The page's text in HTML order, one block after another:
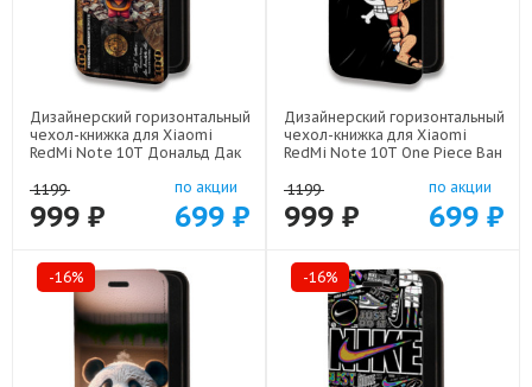
Дизайнерский горизонтальный
чехол-книжка для Xiaomi
RedMi Note 10T Дональд Дак
1199
999 ₽
по акции
699 ₽
Дизайнерский горизонтальный
чехол-книжка для Xiaomi
RedMi Note 10T One Piece Ван
1199
999 ₽
по акции
699 ₽
-16% -16%